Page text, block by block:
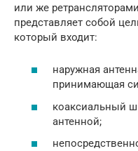
или же
представляет собой
который входит:
наружная
принимающая
коаксиальный
антенной;